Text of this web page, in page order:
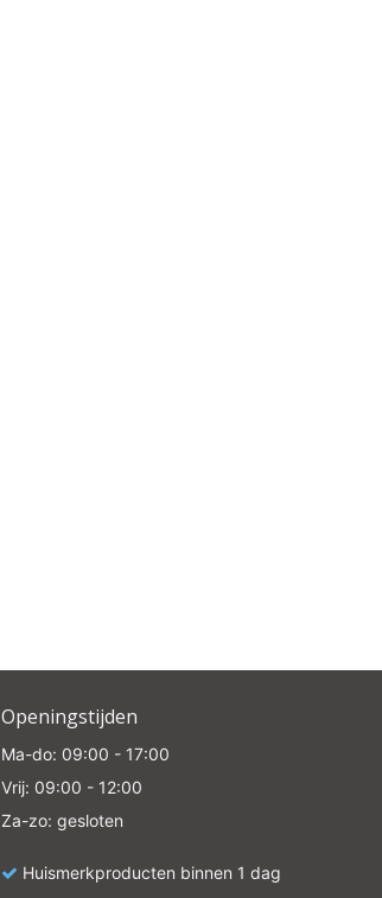
Openingstijden
Ma-do: 09:00 - 17:00
Vrij: 09:00 - 12:00
Za-zo: gesloten
Huismerkproducten binnen 1 dag